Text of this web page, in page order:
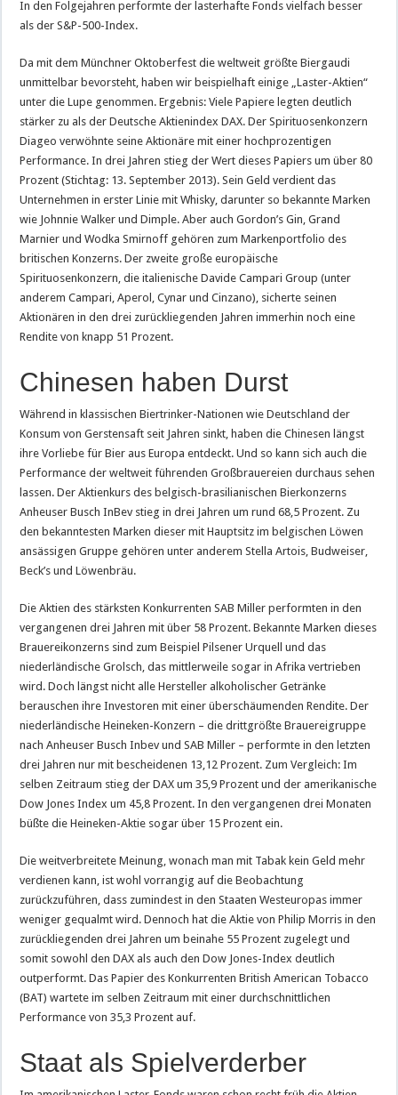
In den Folgejahren performte der lasterhafte Fonds vielfach besser
als der S&P-500-Index.
Da mit dem Münchner Oktoberfest die weltweit größte Biergaudi
unmittelbar bevorsteht, haben wir beispielhaft einige „Laster-Aktien“
unter die Lupe genommen. Ergebnis: Viele Papiere legten deutlich
stärker zu als der Deutsche Aktienindex DAX. Der Spirituosenkonzern
Diageo verwöhnte seine Aktionäre mit einer hochprozentigen
Performance. In drei Jahren stieg der Wert dieses Papiers um über 80
Prozent (Stichtag: 13. September 2013). Sein Geld verdient das
Unternehmen in erster Linie mit Whisky, darunter so bekannte Marken
wie Johnnie Walker und Dimple. Aber auch Gordon’s Gin, Grand
Marnier und Wodka Smirnoff gehören zum Markenportfolio des
britischen Konzerns. Der zweite große europäische
Spirituosenkonzern, die italienische Davide Campari Group (unter
anderem Campari, Aperol, Cynar und Cinzano), sicherte seinen
Aktionären in den drei zurückliegenden Jahren immerhin noch eine
Rendite von knapp 51 Prozent.
Chinesen haben Durst
Während in klassischen Biertrinker-Nationen wie Deutschland der
Konsum von Gerstensaft seit Jahren sinkt, haben die Chinesen längst
ihre Vorliebe für Bier aus Europa entdeckt. Und so kann sich auch die
Performance der weltweit führenden Großbrauereien durchaus sehen
lassen. Der Aktienkurs des belgisch-brasilianischen Bierkonzerns
Anheuser Busch InBev stieg in drei Jahren um rund 68,5 Prozent. Zu
den bekanntesten Marken dieser mit Hauptsitz im belgischen Löwen
ansässigen Gruppe gehören unter anderem Stella Artois, Budweiser,
Beck’s und Löwenbräu.
Die Aktien des stärksten Konkurrenten SAB Miller performten in den
vergangenen drei Jahren mit über 58 Prozent. Bekannte Marken dieses
Brauereikonzerns sind zum Beispiel Pilsener Urquell und das
niederländische Grolsch, das mittlerweile sogar in Afrika vertrieben
wird. Doch längst nicht alle Hersteller alkoholischer Getränke
berauschen ihre Investoren mit einer überschäumenden Rendite. Der
niederländische Heineken-Konzern – die drittgrößte Brauereigruppe
nach Anheuser Busch Inbev und SAB Miller – performte in den letzten
drei Jahren nur mit bescheidenen 13,12 Prozent. Zum Vergleich: Im
selben Zeitraum stieg der DAX um 35,9 Prozent und der amerikanische
Dow Jones Index um 45,8 Prozent. In den vergangenen drei Monaten
büßte die Heineken-Aktie sogar über 15 Prozent ein.
Die weitverbreitete Meinung, wonach man mit Tabak kein Geld mehr
verdienen kann, ist wohl vorrangig auf die Beobachtung
zurückzuführen, dass zumindest in den Staaten Westeuropas immer
weniger gequalmt wird. Dennoch hat die Aktie von Philip Morris in den
zurückliegenden drei Jahren um beinahe 55 Prozent zugelegt und
somit sowohl den DAX als auch den Dow Jones-Index deutlich
outperformt. Das Papier des Konkurrenten British American Tobacco
(BAT) wartete im selben Zeitraum mit einer durchschnittlichen
Performance von 35,3 Prozent auf.
Staat als Spielverderber